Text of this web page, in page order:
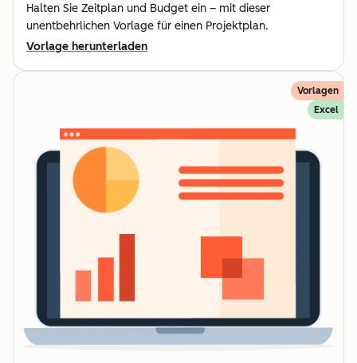
Halten Sie Zeitplan und Budget ein – mit dieser
unentbehrlichen Vorlage für einen Projektplan.
Vorlage herunterladen
Vorlagen
Excel